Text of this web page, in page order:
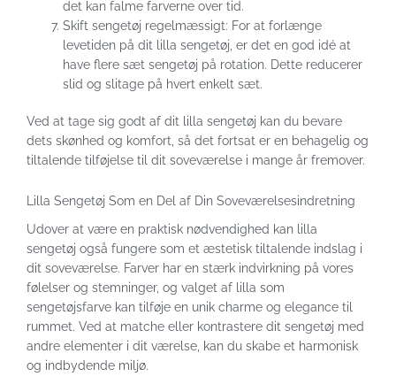
det kan falme farverne over tid.
Skift sengetøj regelmæssigt: For at forlænge
levetiden på dit lilla sengetøj, er det en god idé at
have flere sæt sengetøj på rotation. Dette reducerer
slid og slitage på hvert enkelt sæt.
Ved at tage sig godt af dit lilla sengetøj kan du bevare
dets skønhed og komfort, så det fortsat er en behagelig og
tiltalende tilføjelse til dit soveværelse i mange år fremover.
Lilla Sengetøj Som en Del af Din Soveværelsesindretning
Udover at være en praktisk nødvendighed kan lilla
sengetøj også fungere som et æstetisk tiltalende indslag i
dit soveværelse. Farver har en stærk indvirkning på vores
følelser og stemninger, og valget af lilla som
sengetøjsfarve kan tilføje en unik charme og elegance til
rummet. Ved at matche eller kontrastere dit sengetøj med
andre elementer i dit værelse, kan du skabe et harmonisk
og indbydende miljø.